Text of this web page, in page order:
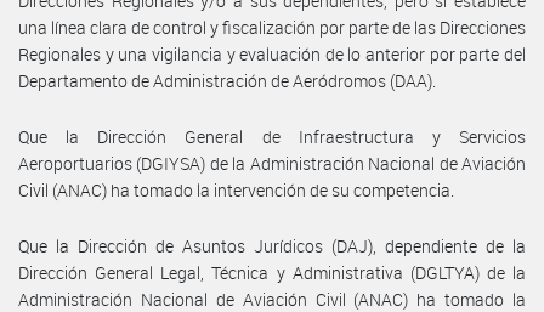
una línea clara de control y fiscalización por parte de las Direcciones
Regionales y una vigilancia y evaluación de lo anterior por parte del
Departamento de Administración de Aeródromos (DAA).
Que la Dirección General de Infraestructura y Servicios
Aeroportuarios (DGIYSA) de la Administración Nacional de Aviación
Civil (ANAC) ha tomado la intervención de su competencia.
Que la Dirección de Asuntos Jurídicos (DAJ), dependiente de la
Dirección General Legal, Técnica y Administrativa (DGLTYA) de la
Administración Nacional de Aviación Civil (ANAC) ha tomado la